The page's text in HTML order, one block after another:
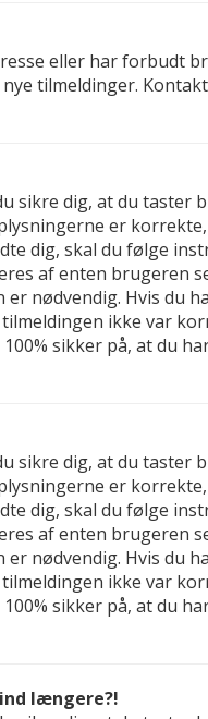
eller har forbudt
tilmeldinger.
dig, at du
er
dig, skal du følge
af enten brugeren
nødvendig. Hvis du
ikke var
sikker på, at du
dig, at du
er
dig, skal du følge
af enten brugeren
nødvendig. Hvis du
ikke var
sikker på, at du
længere?!